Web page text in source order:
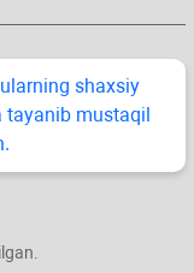
shaхsiy
tayanib mustaqil